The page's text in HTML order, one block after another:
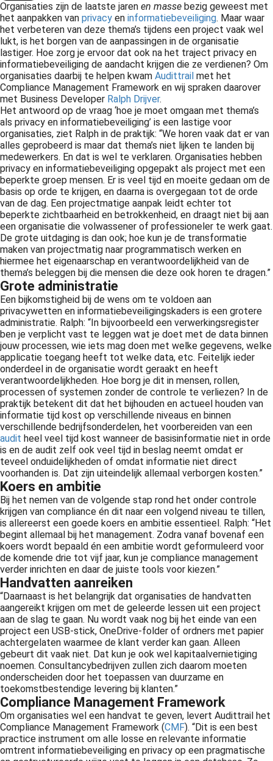
Organisaties zijn de laatste jaren en masse bezig geweest met
het aanpakken van privacy en informatiebeveiliging. Maar waar
het verbeteren van deze thema’s tijdens een project vaak wel
lukt, is het borgen van de aanpassingen in de organisatie
lastiger. Hoe zorg je ervoor dat ook na het traject privacy en
informatiebeveiliging de aandacht krijgen die ze verdienen? Om
organisaties daarbij te helpen kwam Audittrail met het
Compliance Management Framework en wij spraken daarover
met Business Developer Ralph Drijver.
Het antwoord op de vraag ‘hoe je moet omgaan met thema’s
als privacy en informatiebeveiliging’ is een lastige voor
organisaties, ziet Ralph in de praktijk: “We horen vaak dat er van
alles geprobeerd is maar dat thema’s niet lijken te landen bij
medewerkers. En dat is wel te verklaren. Organisaties hebben
privacy en informatiebeveiliging opgepakt als project met een
beperkte groep mensen. Er is veel tijd en moeite gedaan om de
basis op orde te krijgen, en daarna is overgegaan tot de orde
van de dag. Een projectmatige aanpak leidt echter tot
beperkte zichtbaarheid en betrokkenheid, en draagt niet bij aan
een organisatie die volwassener of professioneler te werk gaat.
De grote uitdaging is dan ook; hoe kun je de transformatie
maken van projectmatig naar programmatisch werken en
hiermee het eigenaarschap en verantwoordelijkheid van de
thema’s beleggen bij die mensen die deze ook horen te dragen.”
Grote administratie
Een bijkomstigheid bij de wens om te voldoen aan
privacywetten en informatiebeveiligingskaders is een grotere
administratie. Ralph: “In bijvoorbeeld een verwerkingsregister
ben je verplicht vast te leggen wat je doet met de data binnen
jouw processen, wie iets mag doen met welke gegevens, welke
applicatie toegang heeft tot welke data, etc. Feitelijk ieder
onderdeel in de organisatie wordt geraakt en heeft
verantwoordelijkheden. Hoe borg je dit in mensen, rollen,
processen of systemen zonder de controle te verliezen? In de
praktijk betekent dit dat het bijhouden en actueel houden van
informatie tijd kost op verschillende niveaus en binnen
verschillende bedrijfsonderdelen, het voorbereiden van een
audit heel veel tijd kost wanneer de basisinformatie niet in orde
is en de audit zelf ook veel tijd in beslag neemt omdat er
teveel onduidelijkheden of omdat informatie niet direct
voorhanden is. Dat zijn uiteindelijk allemaal verborgen kosten.”
Koers en ambitie
Bij het nemen van de volgende stap rond het onder controle
krijgen van compliance én dit naar een volgend niveau te tillen,
is allereerst een goede koers en ambitie essentieel. Ralph: “Het
begint allemaal bij het management. Zodra vanaf bovenaf een
koers wordt bepaald én een ambitie wordt geformuleerd voor
de komende drie tot vijf jaar, kun je compliance management
verder inrichten en daar de juiste tools voor kiezen.”
Handvatten aanreiken
“Daarnaast is het belangrijk dat organisaties de handvatten
aangereikt krijgen om met de geleerde lessen uit een project
aan de slag te gaan. Nu wordt vaak nog bij het einde van een
project een USB-stick, OneDrive-folder of ordners met papier
achtergelaten waarmee de klant verder kan gaan. Alleen
gebeurt dit vaak niet. Dat kun je ook wel kapitaalvernietiging
noemen. Consultancybedrijven zullen zich daarom moeten
onderscheiden door het toepassen van duurzame en
toekomstbestendige levering bij klanten.”
Compliance Management Framework
Om organisaties wel een handvat te geven, levert Audittrail het
Compliance Management Framework (CMF). “Dit is een best
practice instrument om alle losse en relevante informatie
omtrent informatiebeveiliging en privacy op een pragmatische